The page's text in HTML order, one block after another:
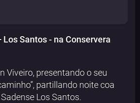
Santos - na Conservera
Viveiro, presentando o seu
partillando noite coa
Los Santos.